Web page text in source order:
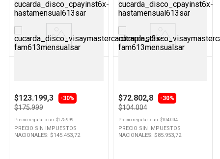
Ver
Producto
$123.199,3 -30%
$175.999
Precio regular x un: $175.999
PRECIO SIN IMPUESTOS
NACIONALES: $145.453,72
Ver
Producto
$72.802,8 -30%
$104.004
Precio regularx un: $104.004
PRECIO SIN IMPUESTOS
NACIONALES: $85.953,72